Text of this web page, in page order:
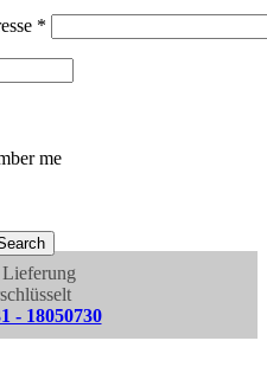
*
me
- 18050730